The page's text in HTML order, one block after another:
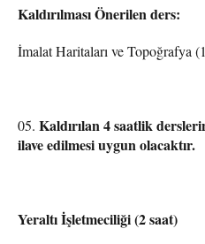
Kaldırılması Önerilen ders:
İmalat Haritaları ve Topoğrafya
Kaldırılan 4 saatlik
ilave edilmesi uygun olacaktır.
Yeraltı İşletmeciliği (2 saat)